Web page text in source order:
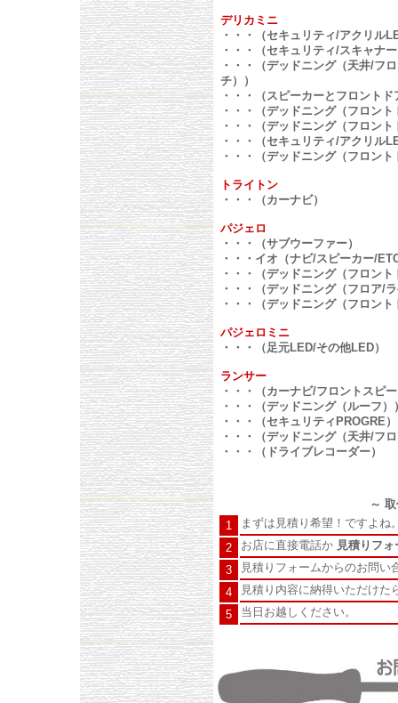
デリカミニ
・・・（セキュリティ/アクリル
・・・（セキュリティ/スキャナ
・・・（デッドニング（天井/フ
チ））
・・・（スピーカーとフロント
・・・（デッドニング（フロン
・・・（デッドニング（フロン
・・・（セキュリティ/アクリル
・・・（デッドニング（フロン
トライトン
・・・（カーナビ）
パジェロ
・・・（サブウーファー）
・・・イオ（ナビ/スピーカー/
・・・（デッドニング（フロン
・・・（デッドニング（フロア/
・・・（デッドニング（フロン
パジェロミニ
・・・（足元LED/その他LED）
ランサー
・・・（カーナビ/フロントスピ
・・・（デッドニング（ルーフ）
・・・（セキュリティPROGRE）
・・・（デッドニング（天井/フ
・・・（ドライブレコーダー）
～
1
まずは見積り希望！ですよね
2
お店に直接電話か 見積りフォ
3
見積りフォームからのお問い
4
見積り内容に納得いただけた
5
当日お越しください。